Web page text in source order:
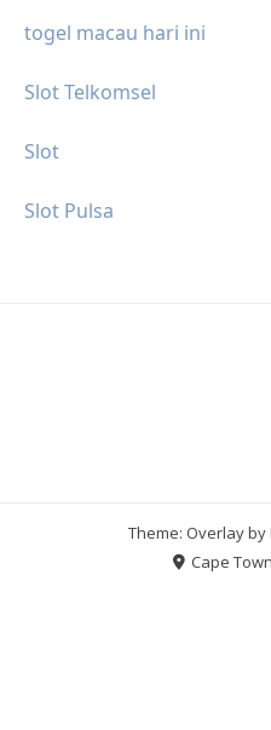
togel macau hari ini
Slot Telkomsel
Slot
Slot Pulsa
Theme: Overlay by
Cape